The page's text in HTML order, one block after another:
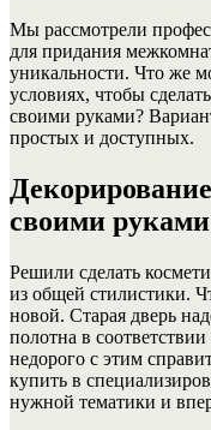
Мы рассмотрели
для придания
уникальности. Что же
условиях, чтобы
своими руками?
простых и доступных.
своими руками
Решили сделать
из общей стилистики.
новой. Старая дверь
полотна в
недорого с этим
купить в
нужной тематики и